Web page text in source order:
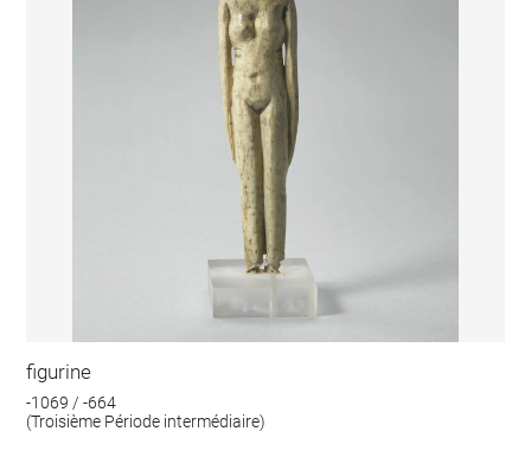
figurine
-1069 / -664
(Troisième Période intermédiaire)